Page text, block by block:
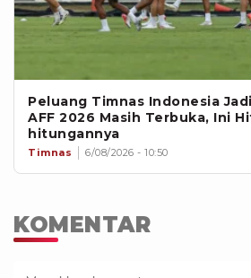
Peluang Timnas Indonesia
AFF 2026 Masih Terbuka, Ini
hitungannya
Timnas 6/08/2026 - 10:50
KOMENTAR